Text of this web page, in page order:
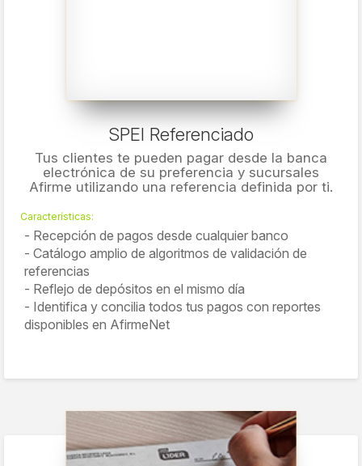
SPEI Referenciado
Tus clientes te pueden pagar desde la banca
electrónica de su preferencia y sucursales
Afirme utilizando una referencia definida por ti.
Características:
Recepción de pagos desde cualquier banco
Catálogo amplio de algoritmos de validación de
referencias
Reflejo de depósitos en el mismo día
Identifica y concilia todos tus pagos con reportes
disponibles en AfirmeNet